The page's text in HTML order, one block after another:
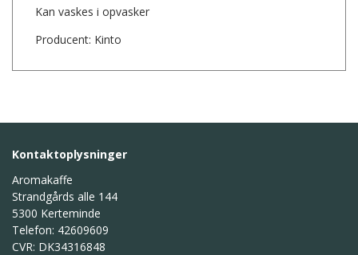
Kan vaskes i opvasker
Producent: Kinto
Kontaktoplysninger
Aromakaffe
Strandgårds alle 144
5300 Kerteminde
Telefon: 42609609
CVR: DK34316848